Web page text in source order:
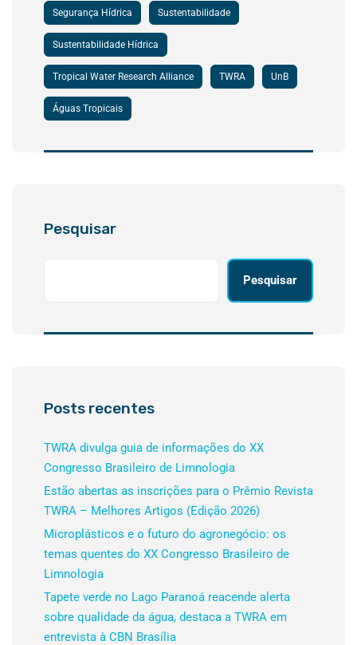
Segurança Hídrica Sustentabilidade
Sustentabilidade Hídrica
Tropical Water Research Alliance TWRA UnB
Águas Tropicais
Pesquisar
Pesquisar
Posts recentes
TWRA divulga guia de informações do XX
Congresso Brasileiro de Limnologia
Estão abertas as inscrições para o Prêmio Revista
TWRA – Melhores Artigos (Edição 2026)
Microplásticos e o futuro do agronegócio: os
temas quentes do XX Congresso Brasileiro de
Limnologia
Tapete verde no Lago Paranoá reacende alerta
sobre qualidade da água, destaca a TWRA em
entrevista à CBN Brasília